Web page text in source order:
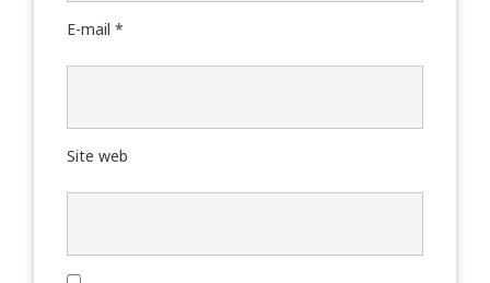
E-mail *
Site web